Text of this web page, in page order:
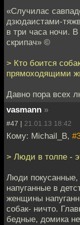
«Случилас
дзюдаистами-
в три часа ночи.
скрипач» ©
> Кто боится
прямоходящими
Давно пора всех
vasmann »
#47 | 21.01.13 18:42
Кому: Michail_B,
> Люди в толпе -
Люди
напуганные в
женщины
собак- ничто.
бедные, домика